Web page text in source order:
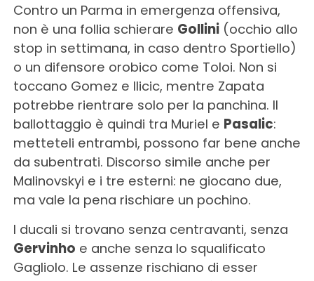
Contro un Parma in emergenza offensiva,
non è una follia schierare Gollini(occhio allo
stop in settimana, in caso dentro Sportiello)
o un difensore orobico come Toloi. Non si
toccano Gomez e Ilicic, mentre Zapata
potrebbe rientrare solo per la panchina. Il
ballottaggio è quindi tra Muriel e Pasalic:
metteteli entrambi, possono far bene anche
da subentrati. Discorso simile anche per
Malinovskyi e i tre esterni: ne giocano due,
ma vale la pena rischiare un pochino.
I ducali si trovano senza centravanti, senza
Gervinho e anche senza lo squalificato
Gagliolo. Le assenze rischiano di esser